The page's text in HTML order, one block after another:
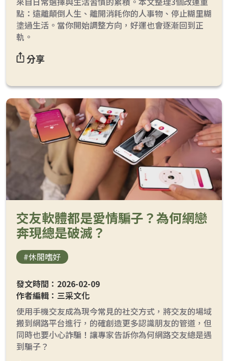
點：遠離顛倒人生、離開消耗你的人事物、停止糊里糊
塗過生活。當你開始調整方向，好運也會逐漸回到正
軌。
分享
交友軟體都是愛情騙子？為何網戀
奔現總是破滅？
#休閒嗜好
發文時間：2026-02-09
作者編輯：三采文化
使用手機交友成為現今常見的社交方式，將交友的場域
搬到網路平台進行，的確創造更多認識朋友的管道，但
同時也要小心詐騙！讓專家告訴你為何網路交友總是遇
到騙子？